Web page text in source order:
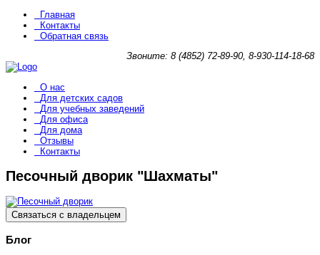
Главная
Контакты
Обратная связь
Звоните: 8 (4852) 72-89-90, 8-930-114-18-68
О нас
Для детских садов
Для учебных заведений
Для офиса
Для дома
Отзывы
Контакты
Песочный дворик "Шахматы"
Связаться с владельцем
Блог